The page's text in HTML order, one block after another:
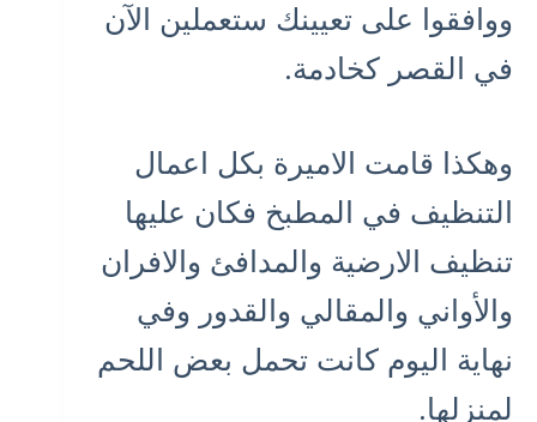
ووافقوا على تعيينك ستعملين الآن
في القصر كخادمة.
وهكذا قامت الاميرة بكل اعمال
التنظيف في المطبخ فكان عليها
تنظيف الارضية والمدافئ والافران
والأواني والمقالي والقدور وفي
نهاية اليوم كانت تحمل بعض اللحم
لمنزلها.